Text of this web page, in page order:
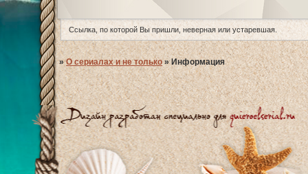
Ссылка, по которой Вы пришли, неверная или устаревшая.
»О сериалах и не только »Информация